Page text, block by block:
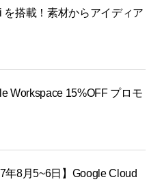
を搭載！素材からアイディア
Workspace 15%OFF プロモ
年8月5~6日】Google Cloud